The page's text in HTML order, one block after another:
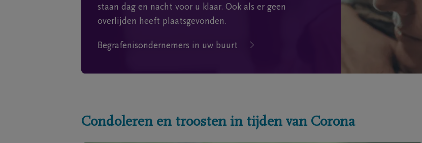
staan dag en nacht voor u klaar. Ook als er geen
overlijden heeft plaatsgevonden.
Begrafenisondernemers in uw buurt
Condoleren en troosten in tijden van Corona